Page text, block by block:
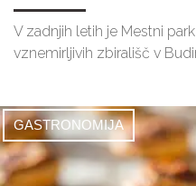
V zadnjih letih je Mestni
vznemirljivih zbirališč v
GASTRONOMIJA